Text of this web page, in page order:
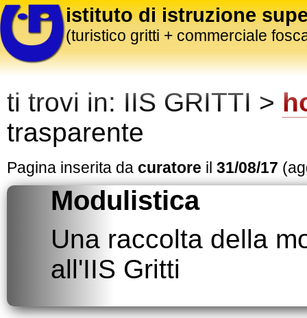
istituto di istruzione
(turistico gritti + commerciale
ti trovi in: IIS GRITTI >
trasparente
Pagina inserita da curatore il 31/08/17
Modulistica
Una raccolta della
all'IIS Gritti